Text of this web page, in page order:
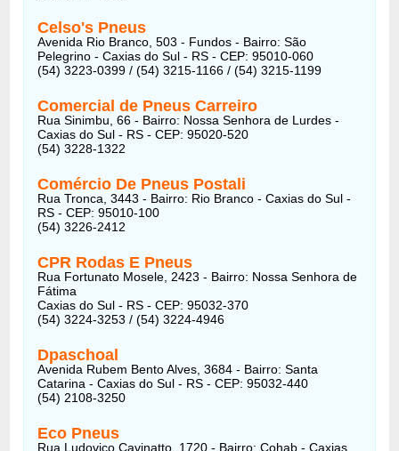
Celso's Pneus
Avenida Rio Branco, 503 - Fundos - Bairro: São
Pelegrino - Caxias do Sul - RS - CEP: 95010-060
(54) 3223-0399 / (54) 3215-1166 / (54) 3215-1199
Comercial de Pneus Carreiro
Rua Sinimbu, 66 - Bairro: Nossa Senhora de Lurdes -
Caxias do Sul - RS - CEP: 95020-520
(54) 3228-1322
Comércio De Pneus Postali
Rua Tronca, 3443 - Bairro: Rio Branco - Caxias do Sul -
RS - CEP: 95010-100
(54) 3226-2412
CPR Rodas E Pneus
Rua Fortunato Mosele, 2423 - Bairro: Nossa Senhora de
Fátima
Caxias do Sul - RS - CEP: 95032-370
(54) 3224-3253 / (54) 3224-4946
Dpaschoal
Avenida Rubem Bento Alves, 3684 - Bairro: Santa
Catarina - Caxias do Sul - RS - CEP: 95032-440
(54) 2108-3250
Eco Pneus
Rua Ludovico Cavinatto, 1720 - Bairro: Cohab - Caxias